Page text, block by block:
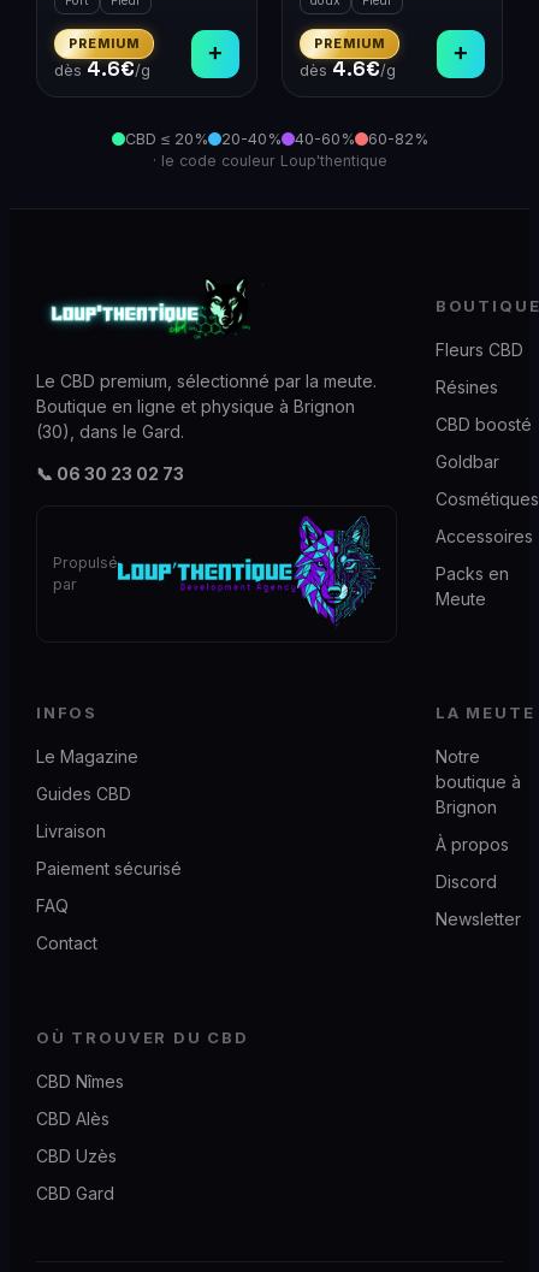
PREMIUM
dès 4.6€/g
+ PREMIUM
dès 4.6€/g
+
CBD ≤ 20% 20-40% 40-60%
60-82%
· le code couleur Loup'thentique
Le CBD premium, sélectionné par la meute.
Boutique en ligne et physique à Brignon
(30), dans le Gard.
📞 06 30 23 02 73
Propulsé
par
Fleurs CBD
Résines
CBD boosté
Goldbar
Cosmétiques
Accessoires
Packs en
Meute
INFOS
Le Magazine
Guides CBD
Livraison
Paiement sécurisé
FAQ
Contact
LA MEUTE
Notre
boutique à
Brignon
À propos
Discord
Newsletter
OÙ TROUVER DU CBD
CBD Nîmes
CBD Alès
CBD Uzès
CBD Gard